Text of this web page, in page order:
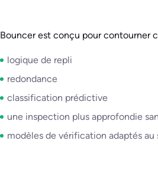
Bouncer est conçu pour contourner
logique de repli
redondance
classification prédictive
une inspection plus approfondie
modèles de vérification adaptés au